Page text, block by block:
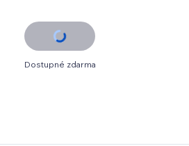
Dostupné zdarma